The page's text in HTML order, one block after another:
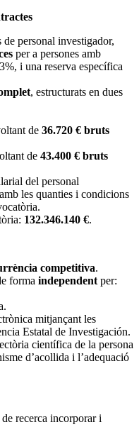
de personal investigador,
per a persones amb
i una reserva específica
, estructurats en dues
de 36.720 € bruts
de 43.400 € bruts
del personal
les quanties i condicions
132.346.140 €.
competitiva.
forma independentper:
mitjançant les
Estatal de Investigación.
científica de la persona
d’acollida i l’adequació
recerca incorporar i